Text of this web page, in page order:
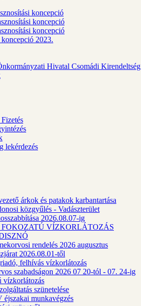
koncepció
koncepció
koncepció
2023.
Hivatal Csomádi Kirendeltség
lekérdezés
árkok és patakok karbantartása
közgyűlés - Vadászterület
2026.08.07-ig
VÍZKORLÁTOZÁS
rendelés 2026 augusztus
2026.08.01-től
felhívás vízkorlátozás
szabadságon 2026 07 20-tól - 07. 24-ig
vízkorlátozás
szünetelése
munkavégzés